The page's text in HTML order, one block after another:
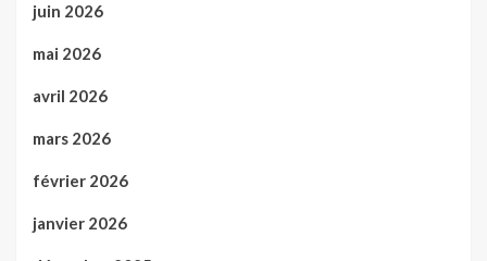
juin 2026
mai 2026
avril 2026
mars 2026
février 2026
janvier 2026